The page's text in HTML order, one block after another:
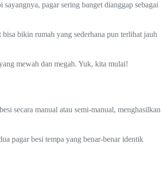
pagar sering banget dianggap sebagai
bikin rumah yang sederhana pun terlihat jauh
mewah dan megah. Yuk, kita mulai!
secara manual atau semi-manual, menghasilkan
pagar besi tempa yang benar-benar identik